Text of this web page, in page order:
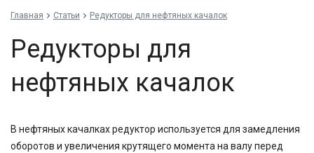
Главная Статьи Редукторы для нефтяных качалок
Редукторы для
нефтяных качалок
В нефтяных качалках редуктор используется для замедления
оборотов и увеличения крутящего момента на валу перед